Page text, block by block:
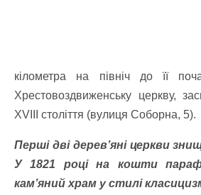
кілометра на північ до її
Хрестовоздвиженську церкву,
XVIII століття (вулиця Соборна, 5).
Перші дві дерев’яні церкви
У 1821 році на кошти
кам’яний храм у стилі